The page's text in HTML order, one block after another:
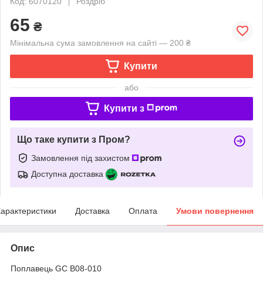
65 ₴
Мінімальна сума замовлення на сайті — 200 ₴
Купити
або
Купити з
Що таке купити з Пром?
Замовлення під захистом
Доступна доставка
Доставка Оплата Умови повернення
Опис
Поплавець GC B08-010